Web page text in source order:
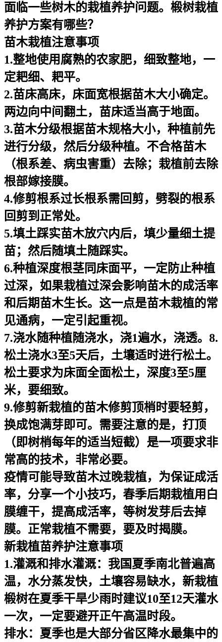
面临一些树木的栽植养护问题。椴树栽植
养护方案有哪些？
苗木栽植注意事项
1.整地使用腐熟的农家肥，细致整地，一
定耙细、耙平。
2.苗床高床，床面宽根据苗木大小确定。
两边向中间翻土，苗床适当高于地面。
3.苗木分级根据苗木规格大小，种植前先
进行分级，然后分级种植。不合格苗木
（根系差、病虫害重）去除；栽植前去除
根部嫁接膜。
4.修剪根系过长根系需回剪，劈裂的根系
回剪到正常处。
5.填土踩实苗木放穴内后，填少量细土提
苗；然后随填土随踩实。
6.种植深度根茎同床面平，一定防止种植
过深，如果栽植过深会影响苗木的成活率
和后期苗木生长。这一点是苗木栽植的常
见通病，一定引起重视。
7.浇水随种植随浇水，浇1遍水，浇透。8.
松土浇水3至5天后，土壤适时进行松土。
松土要求为床面全面松土，深度3至5厘
米，要细致。
9.修剪新栽植的苗木修剪顶梢时要轻剪，
换成饱满芽即可。需要注意的是，打顶
（即树梢每年的适当短截）是一项要求非
常高的技术，非常必要。
疫情可能导致苗木过晚栽植，为保证成活
率，分享一个小技巧，春季后期栽植用白
膜缠干，提高成活率，等树发芽后去掉
膜。正常栽植不需要，要及时揭膜。
新栽植苗养护注意事项
1.灌溉和排水灌溉：我国夏季南北普遍高
温，水分蒸发快，土壤容易缺水，新栽植
椴树在夏季干旱少雨时建议10至12天灌水
一次，一定要避开正午高温时段。
排水：夏季也是大部分省区降水最集中的